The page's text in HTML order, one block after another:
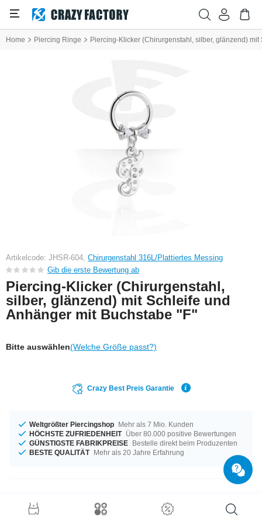
Home Piercing Ringe Piercing-Klicker (Chirurgenstahl, silber, glänzend)
Artikelcode: JHSR-604, Chirurgenstahl 316L/Plattiertes Messing
Gib die erste Bewertung ab
Piercing-Klicker (Chirurgenstahl,
silber, glänzend) mit Schleife und
Anhänger mit Buchstabe "F"
Bitte auswählen(Welche Größe passt?)
Crazy Best Preis Garantie
Weltgrößter Piercingshop Mehr als 7 Mio. Kunden
HÖCHSTE ZUFRIEDENHEIT Über 80.000 positive Bewertungen
GÜNSTIGSTE FABRIKPREISE Bestelle direkt beim Produzenten
BESTE QUALITÄT Mehr als 20 Jahre Erfahrung
Produktdetails